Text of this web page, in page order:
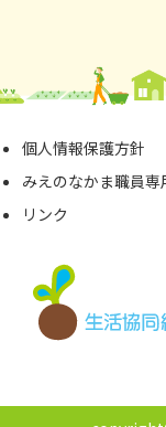
個⼈情報保護⽅針
みえのなかま職員専
リンク